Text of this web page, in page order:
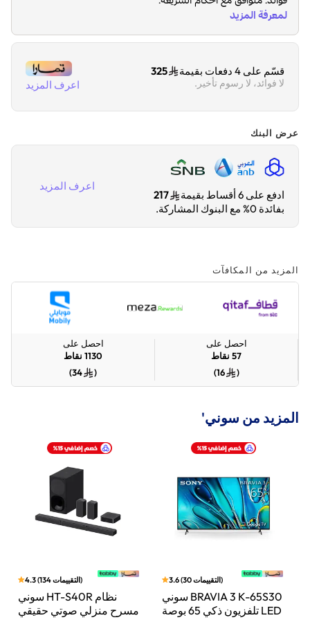
أوضاعًا سهلة الاستخدام، مما يجعله مثاليًا للمقابلات، وحفلات
الزفاف، ومقاطع اليوتيوب، والتصوير السريع — دون الحاجة إلى
بطاريات أو كابلات إضافية
قسّم على 4 دفعات بقيمة 325
لا فوائد، لا رسوم تأخير. اعرف المزيد
عرض البنك
ادفع على 6 أقساط بقيمة
217
بفائدة 0% مع البنوك المشاركة.
اعرف المزيد
المزيد من المكافآت
احصل على
57 نقاط
(
16
)
احصل على
1130 نقاط
(
34
)
المزيد من سوني'
4.3(134التقييمات)
سوني HT-S40R نظام
مسرح منزلي صوتي حقيقي
3.6(30التقييمات)
سوني BRAVIA 3 K-65S30
تلفزيون ذكي 65 بوصة LED